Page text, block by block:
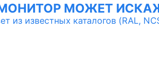
МОЖЕТ
из известных каталогов (RAL,